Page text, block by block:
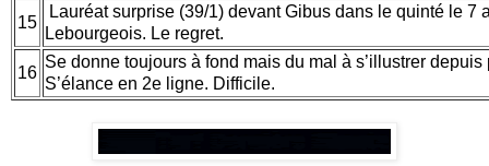
15
Lauréat surprise (39/1) devant Gibus dans le quinté le 7
Lebourgeois. Le regret.
16
Se donne toujours à fond mais du mal à s’illustrer
S’élance en 2e ligne. Difficile.